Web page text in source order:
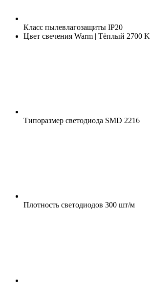
Класс пылевлагозащиты IP20
Цвет свечения Warm | Тёплый 2700 K
Типоразмер светодиода SMD 2216
Плотность светодиодов 300 шт/м